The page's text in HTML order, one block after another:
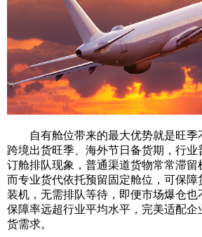
自有舱位带来的最大优势就是旺季
跨境出货旺季、海外节日备货期，行业
订舱排队现象，普通渠道货物常常滞留
而专业货代依托预留固定舱位，可保障
装机，无需排队等待，即便市场爆仓也
保障率远超行业平均水平，完美适配企
货需求。